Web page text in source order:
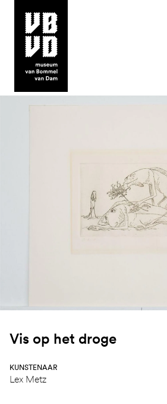
museum van Bommel van Dam
Vis op het droge
KUNSTENAAR
Lex Metz